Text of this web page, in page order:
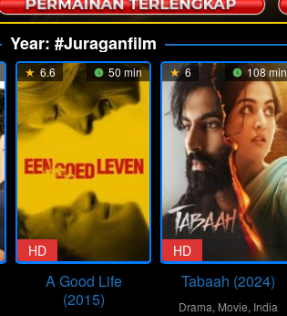
Year: #Juraganfilm
6.6 50 min
HD
A Good Life
(2015)
6 108 min
HD
Tabaah (2024)
Drama, Movie, India